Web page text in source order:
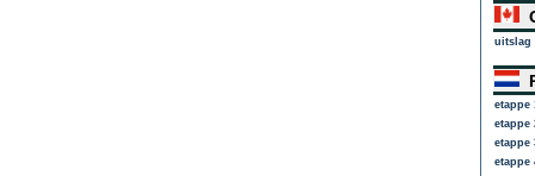
uitslag
etappe
etappe
etappe
etappe